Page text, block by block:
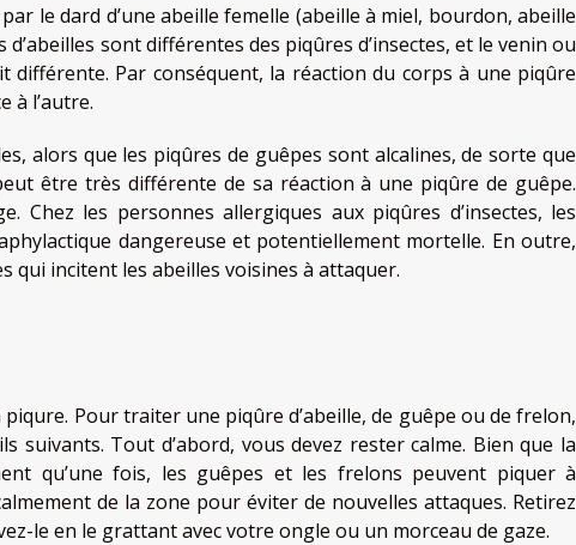
le dard d’une abeille femelle (abeille à miel, bourdon, abeille
sont différentes des piqûres d’insectes, et le venin ou
Par conséquent, la réaction du corps à une piqûre
à l’autre.
alors que les piqûres de guêpes sont alcalines, de sorte que
être très différente de sa réaction à une piqûre de guêpe.
Chez les personnes allergiques aux piqûres d’insectes, les
dangereuse et potentiellement mortelle. En outre,
qui incitent les abeilles voisines à attaquer.
Pour traiter une piqûre d’abeille, de guêpe ou de frelon,
suivants. Tout d’abord, vous devez rester calme. Bien que la
qu’une fois, les guêpes et les frelons peuvent piquer à
de la zone pour éviter de nouvelles attaques. Retirez
le en le grattant avec votre ongle ou un morceau de gaze.